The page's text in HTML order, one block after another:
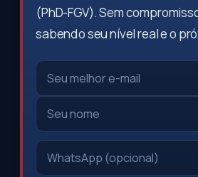
(PhD-FGV). Sem
sabendo seu nível real e o